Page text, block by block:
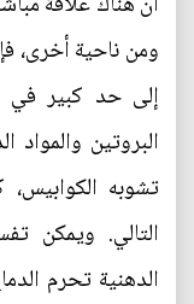
ومن ناحية أخرى،
إلى حد كبير
البروتين
تشوبه
التالي. ويمكن
الدهنية تحرم